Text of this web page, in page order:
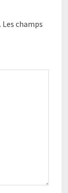
Les champs